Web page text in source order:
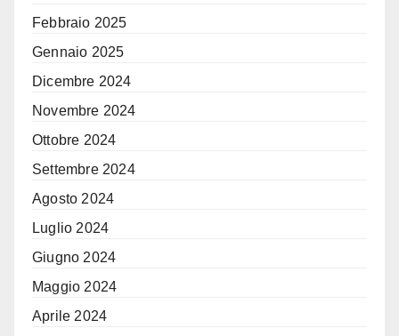
Febbraio 2025
Gennaio 2025
Dicembre 2024
Novembre 2024
Ottobre 2024
Settembre 2024
Agosto 2024
Luglio 2024
Giugno 2024
Maggio 2024
Aprile 2024